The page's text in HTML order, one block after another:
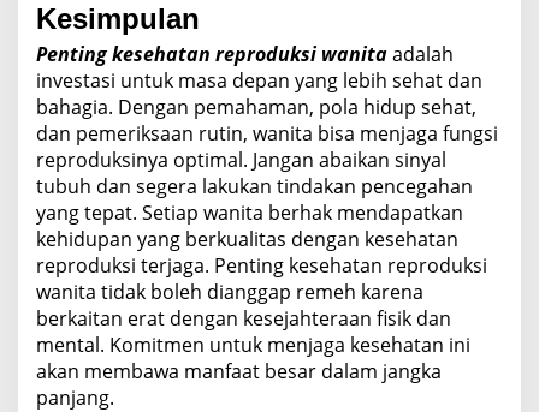
Kesimpulan
Penting kesehatan reproduksi wanitaadalah
investasi untuk masa depan yang lebih sehat dan
bahagia. Dengan pemahaman, pola hidup sehat,
dan pemeriksaan rutin, wanita bisa menjaga fungsi
reproduksinya optimal. Jangan abaikan sinyal
tubuh dan segera lakukan tindakan pencegahan
yang tepat. Setiap wanita berhak mendapatkan
kehidupan yang berkualitas dengan kesehatan
reproduksi terjaga. Penting kesehatan reproduksi
wanita tidak boleh dianggap remeh karena
berkaitan erat dengan kesejahteraan fisik dan
mental. Komitmen untuk menjaga kesehatan ini
akan membawa manfaat besar dalam jangka
panjang.